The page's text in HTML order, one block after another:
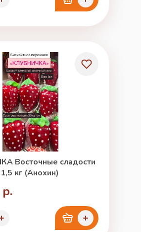
Восточные сладости
кг (Анохин)